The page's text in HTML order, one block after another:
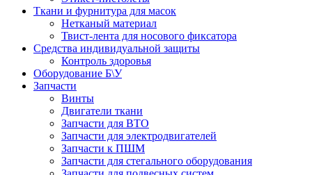
Ткани и фурнитура для масок
Нетканый материал
Твист-лента для носового фиксатора
Средства индивидуальной защиты
Контроль здоровья
Оборудование Б\У
Запчасти
Винты
Двигатели ткани
Запчасти для ВТО
Запчасти для электродвигателей
Запчасти к ПШМ
Запчасти для стегального оборудования